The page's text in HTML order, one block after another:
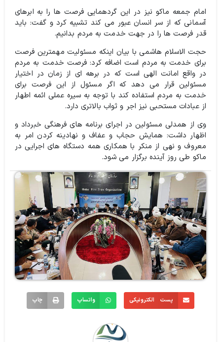
امام جمعه ماکو نیز در این گردهمایی فرصت ها را به ابرهای
آسمانی که از سر انسان عبور می کند تشبیه کرد و گفت:‌ باید
قدر فرصت ها را در جهت خدمت به مردم بدانیم.
حجت الاسلام هاشمی با بیان اینکه مسئولیت مهمترین فرصت
برای خدمت به مردم است اضافه کرد: فرصت خدمت به مردم
در واقع امانت الهی است که در برهه ای از زمان در اختیار
مسئولین قرار می دهد که اگر مسئول از این فرصت برای
خدمت به مردم استفاده کند با توجه به سیره عملی ائمه اطهار
از عبادات مستحبی نیز اجر و ثواب بالاتری دارد.
وی از همدلی مسئولین در اجرای برنامه های فرهنگی خبرداد و
اظهار داشت: همایش حجاب و عفاف و نهادینه کردن امر به
معروف و نهی از منکر با همکاری همه دستگاه های اجرایی در
ماکو طی روز آینده برگزار می شود.
پست الکترونیکی واتساپ چاپ